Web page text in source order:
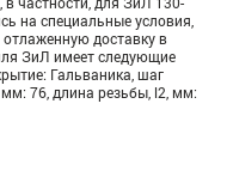
на специальные условия,
доставку в
ЗиЛ имеет следующие
Гальваника, шаг
76, длина резьбы, l2, мм: